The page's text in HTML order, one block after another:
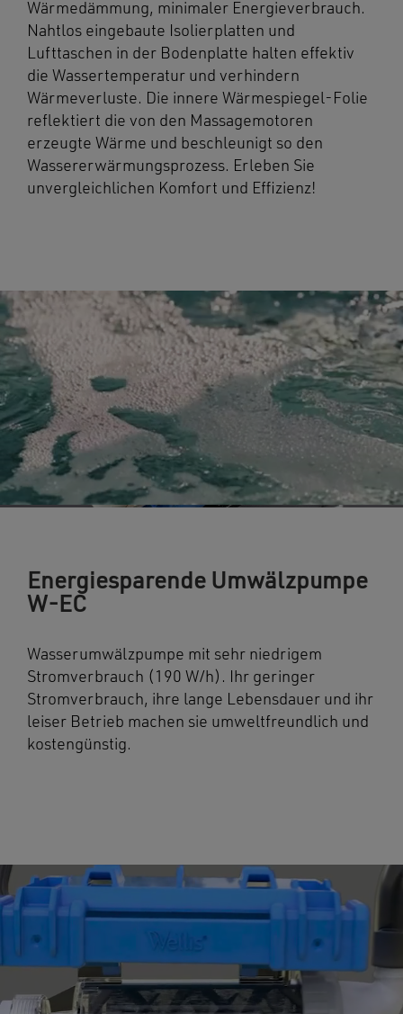
Wärmedämmung, minimaler Energieverbrauch.
Nahtlos eingebaute Isolierplatten und
Lufttaschen in der Bodenplatte halten effektiv
die Wassertemperatur und verhindern
Wärmeverluste. Die innere Wärmespiegel-Folie
reflektiert die von den Massagemotoren
erzeugte Wärme und beschleunigt so den
Wassererwärmungsprozess. Erleben Sie
unvergleichlichen Komfort und Effizienz!
Energiesparende Umwälzpumpe
W-EC
Wasserumwälzpumpe mit sehr niedrigem
Stromverbrauch (190 W/h). Ihr geringer
Stromverbrauch, ihre lange Lebensdauer und ihr
leiser Betrieb machen sie umweltfreundlich und
kostengünstig.